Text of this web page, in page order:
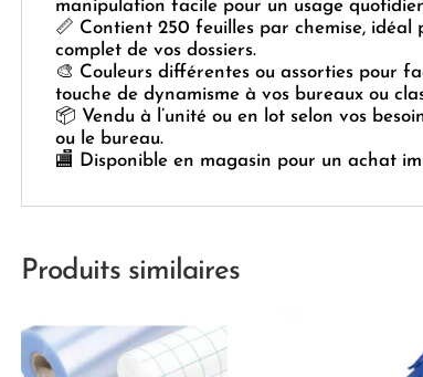
manipulation facile pour un usage
📏 Contient 250 feuilles par chemise, idéal
complet de vos dossiers.
🎨 Couleurs différentes ou assorties pour
touche de dynamisme à vos bureaux ou
📦 Vendu à l’unité ou en lot selon vos
ou le bureau.
🏬 Disponible en magasin pour un achat
Produits similaires